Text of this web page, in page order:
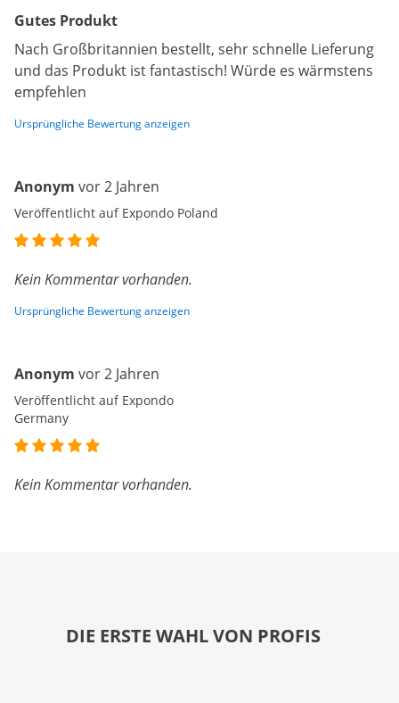
Gutes Produkt
Nach Großbritannien bestellt, sehr schnelle Lieferung
und das Produkt ist fantastisch! Würde es wärmstens
empfehlen
Ursprüngliche Bewertung anzeigen
Anonym vor 2 Jahren
Veröffentlicht auf Expondo Poland
Kein Kommentar vorhanden.
Ursprüngliche Bewertung anzeigen
Anonym vor 2 Jahren
Veröffentlicht auf Expondo
Germany
Kein Kommentar vorhanden.
DIE ERSTE WAHL VON PROFIS